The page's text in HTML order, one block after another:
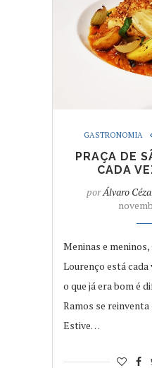
GASTRONOMIA
PRAÇA DE
CADA
porÁlvaro
Meninas e meninos,
Lourenço está
o que já era bom é
Ramos se reinventa
Estive…